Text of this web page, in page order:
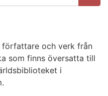
och verk från
som finns översatta till
i